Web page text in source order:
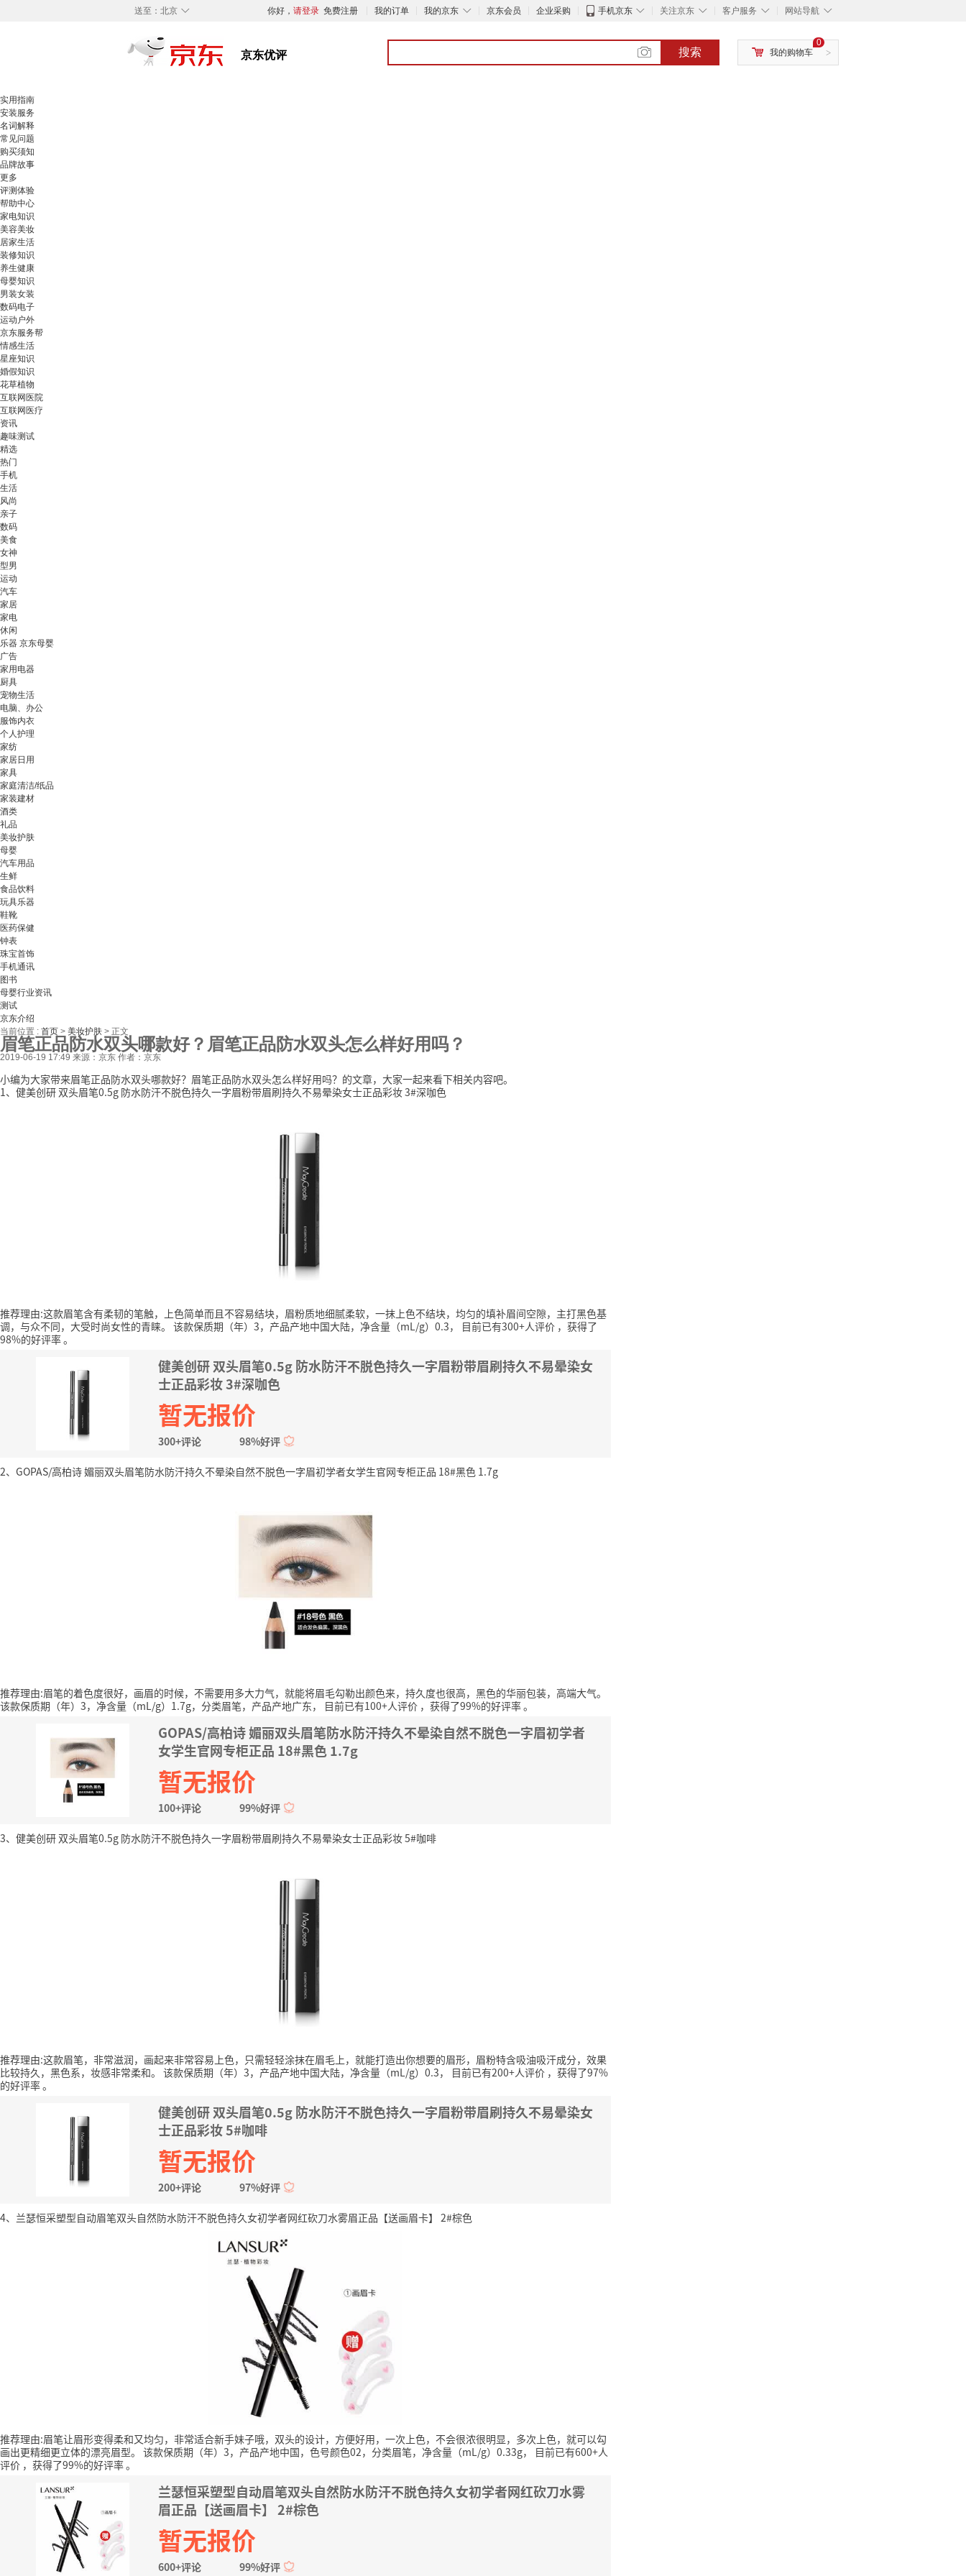
◇
送至： 北京 你好， 请登录 免费注册 我的订单 ◇
我的京东 京东会员 企业采购 ◇
手机京东 ◇
关注京东 ◇
客户服务 ◇
网站导航
搜索 >
0
我的购物车
实用指南
安装服务
名词解释
常见问题
购买须知
品牌故事
更多
评测体验
帮助中心
家电知识
美容美妆
居家生活
装修知识
养生健康
母婴知识
男装女装
数码电子
运动户外
京东服务帮
情感生活
星座知识
婚假知识
花草植物
互联网医院
互联网医疗
资讯
趣味测试
精选
热门
手机
生活
风尚
亲子
数码
美食
女神
型男
运动
汽车
家居
家电
休闲
乐器 京东母婴
广告
家用电器
厨具
宠物生活
电脑、办公
服饰内衣
个人护理
家纺
家居日用
家具
家庭清洁/纸品
家装建材
酒类
礼品
美妆护肤
母婴
汽车用品
生鲜
食品饮料
玩具乐器
鞋靴
医药保健
钟表
珠宝首饰
手机通讯
图书
母婴行业资讯
测试
京东介绍
当前位置 : 首页 > 美妆护肤 > 正文
眉笔正品防水双头哪款好？眉笔正品防水双头怎么样好用吗？
2019-06-19 17:49 来源：京东 作者：京东
小编为大家带来眉笔正品防水双头哪款好？眉笔正品防水双头怎么样好用吗？的文章，大家一起来看下相关内容吧。
1、健美创研 双头眉笔0.5g 防水防汗不脱色持久一字眉粉带眉刷持久不易晕染女士正品彩妆 3#深咖色
推荐理由:这款眉笔含有柔韧的笔触，上色简单而且不容易结块，眉粉质地细腻柔软，一抹上色不结块，均匀的填补眉间空隙，主打黑色基
调，与众不同，大受时尚女性的青睐。 该款保质期（年）3，产品产地中国大陆，净含量（mL/g）0.3， 目前已有300+人评价 ，获得了
98%的好评率。
健美创研 双头眉笔0.5g 防水防汗不脱色持久一字眉粉带眉刷持久不易晕染女
士正品彩妆 3#深咖色
暂无报价
300+评论 98%好评
2、GOPAS/高柏诗 媚丽双头眉笔防水防汗持久不晕染自然不脱色一字眉初学者女学生官网专柜正品 18#黑色 1.7g
推荐理由:眉笔的着色度很好，画眉的时候，不需要用多大力气，就能将眉毛勾勒出颜色来，持久度也很高，黑色的华丽包装，高端大气。
该款保质期（年）3，净含量（mL/g）1.7g，分类眉笔，产品产地广东，
目前已有100+人评价 ，获得了99%的好评率。
GOPAS/高柏诗 媚丽双头眉笔防水防汗持久不晕染自然不脱色一字眉初学者
女学生官网专柜正品 18#黑色 1.7g
暂无报价
100+评论 99%好评
3、健美创研 双头眉笔0.5g 防水防汗不脱色持久一字眉粉带眉刷持久不易晕染女士正品彩妆 5#咖啡
推荐理由:这款眉笔，非常滋润，画起来非常容易上色，只需轻轻涂抹在眉毛上，就能打造出你想要的眉形，眉粉特含吸油吸汗成分，效果
比较持久，黑色系，妆感非常柔和。 该款保质期（年）3，产品产地中国大陆，净含量（mL/g）0.3， 目前已有200+人评价 ，获得了97%
的好评率。
健美创研 双头眉笔0.5g 防水防汗不脱色持久一字眉粉带眉刷持久不易晕染女
士正品彩妆 5#咖啡
暂无报价
200+评论 97%好评
4、兰瑟恒采塑型自动眉笔双头自然防水防汗不脱色持久女初学者网红砍刀水雾眉正品【送画眉卡】 2#棕色
推荐理由:眉笔让眉形变得柔和又均匀，非常适合新手妹子哦，双头的设计，方便好用，一次上色，不会很浓很明显，多次上色，就可以勾
画出更精细更立体的漂亮眉型。 该款保质期（年）3，产品产地中国，色号颜色02，分类眉笔，净含量（mL/g）0.33g，
目前已有600+人
评价 ，获得了99%的好评率。
兰瑟恒采塑型自动眉笔双头自然防水防汗不脱色持久女初学者网红砍刀水雾
眉正品【送画眉卡】 2#棕色
暂无报价
600+评论 99%好评